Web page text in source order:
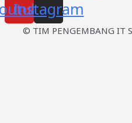
Instagram
© TIM PENGEMBANG IT